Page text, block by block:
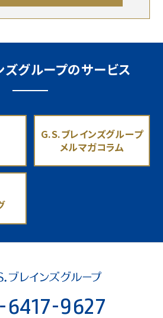
グループのサービス
G.S.ブレインズグループ
メルマガコラム
6417-9627